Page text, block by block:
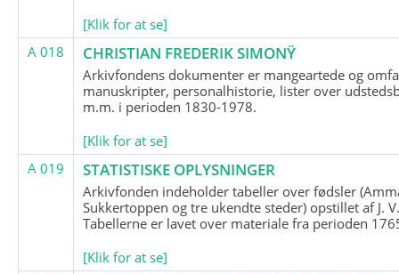
[Klik for at se]
A 018
CHRISTIAN FREDERIK SIMONŸ
Arkivfondens dokumenter er mangeartede og
manuskripter, personalhistorie, lister over
m.m. i perioden 1830-1978.
[Klik for at se]
A 019
STATISTISKE OPLYSNINGER
Arkivfonden indeholder tabeller over fødsler
Sukkertoppen og tre ukendte steder) opstillet af J.
Tabellerne er lavet over materiale fra perioden
[Klik for at se]